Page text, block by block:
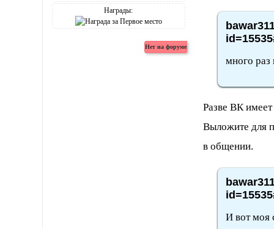
Награды:
много раз
Разве ВК
Выложите для
в общении.
И вот моя